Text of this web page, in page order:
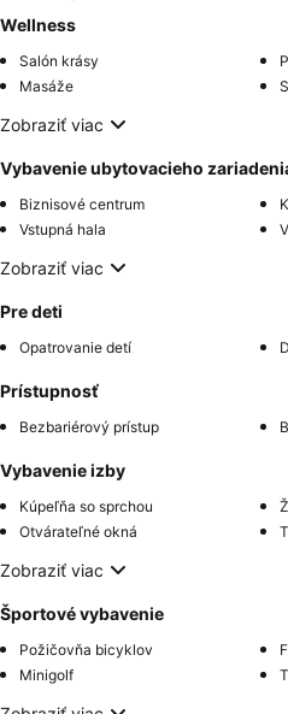
Wellness
Salón krásy
Masáže
Zobraziť viac
Vybavenie ubytovacieho
Biznisové centrum
Vstupná hala
Zobraziť viac
Pre deti
Opatrovanie detí
Prístupnosť
Bezbariérový prístup
Vybavenie izby
Kúpeľňa so sprchou
Otvárateľné okná
Zobraziť viac
Športové vybavenie
Požičovňa bicyklov
Minigolf